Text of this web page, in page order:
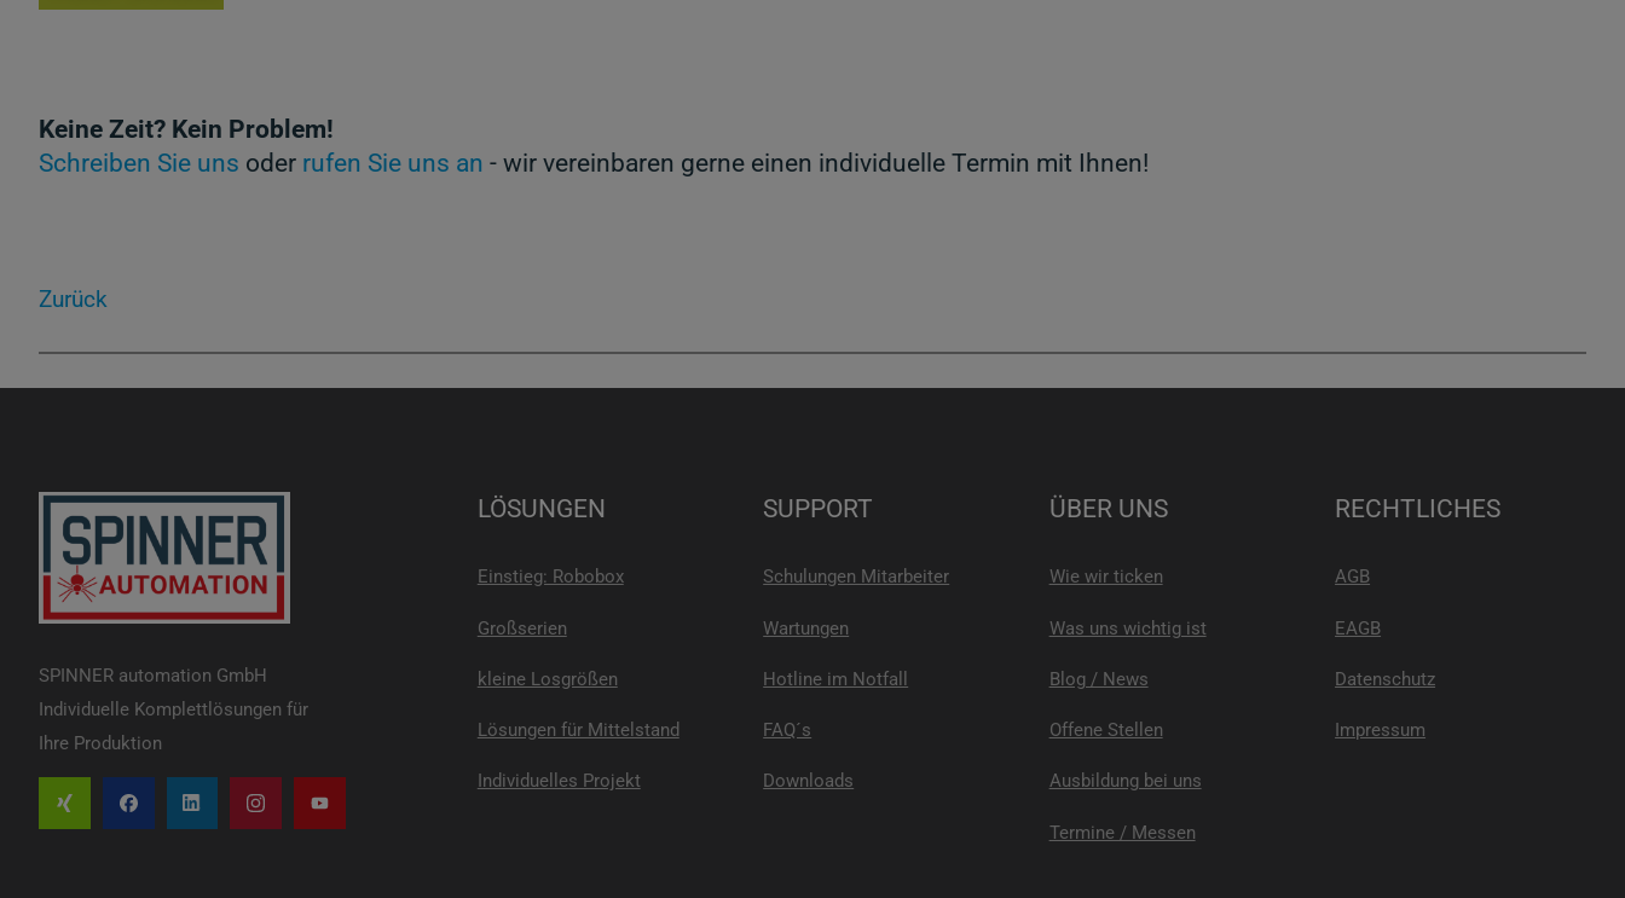
Keine Zeit? Kein Problem!
Schreiben Sie uns oder rufen Sie uns an - wir vereinbaren gerne einen individuelle Termin mit Ihnen!
Zurück
SPINNER automation GmbH
Individuelle Komplettlösungen für
Ihre Produktion
LÖSUNGEN
Einstieg: Robobox
Großserien
kleine Losgrößen
Lösungen für Mittelstand
Individuelles Projekt
SUPPORT
Schulungen Mitarbeiter
Wartungen
Hotline im Notfall
FAQ´s
Downloads
ÜBER UNS
Wie wir ticken
Was uns wichtig ist
Blog / News
Offene Stellen
Ausbildung bei uns
Termine / Messen
RECHTLICHES
AGB
EAGB
Datenschutz
Impressum